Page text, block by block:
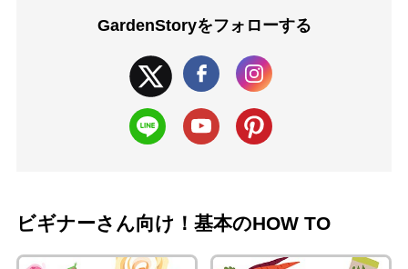
GardenStoryをフォローする
ビギナーさん向け！基本のHOW TO